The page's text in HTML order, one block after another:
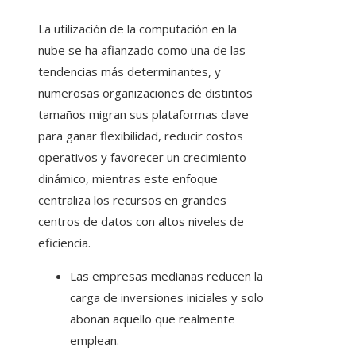
La utilización de la computación en la
nube se ha afianzado como una de las
tendencias más determinantes, y
numerosas organizaciones de distintos
tamaños migran sus plataformas clave
para ganar flexibilidad, reducir costos
operativos y favorecer un crecimiento
dinámico, mientras este enfoque
centraliza los recursos en grandes
centros de datos con altos niveles de
eficiencia.
Las empresas medianas reducen la
carga de inversiones iniciales y solo
abonan aquello que realmente
emplean.